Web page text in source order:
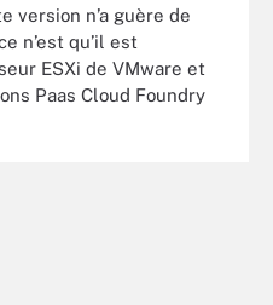
version n’a guère de
n’est qu’il est
ESXi de VMware et
Paas Cloud Foundry